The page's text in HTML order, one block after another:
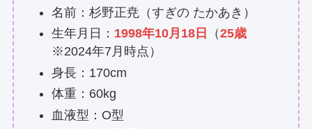
名前：杉野正尭（すぎの たかあき）
生年月日： 1998年10月18日 （25歳
※2024年7月時点）
身長：170cm
体重：60kg
血液型：O型